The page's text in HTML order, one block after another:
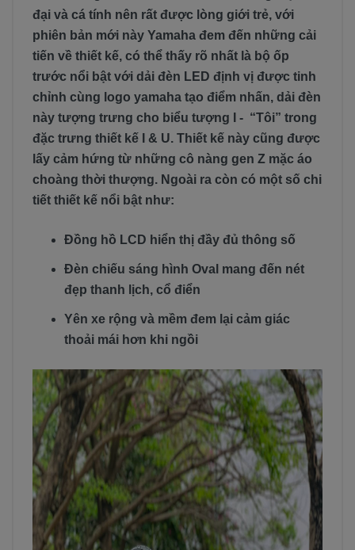
đại và cá tính nên rất được lòng giới trẻ, với
phiên bản mới này Yamaha đem đến những cải
tiến về thiết kế, có thể thấy rõ nhất là bộ ốp
trước nổi bật với dải đèn LED định vị được tinh
chỉnh cùng logo yamaha tạo điểm nhấn, dải đèn
này tượng trưng cho biểu tượng I - “Tôi” trong
đặc trưng thiết kế I & U. Thiết kế này cũng được
lấy cảm hứng từ những cô nàng gen Z mặc áo
choàng thời thượng. Ngoài ra còn có một số chi
tiết thiết kế nổi bật như:
Đồng hồ LCD hiển thị đầy đủ thông số
Đèn chiếu sáng hình Oval mang đến nét
đẹp thanh lịch, cổ điển
Yên xe rộng và mềm đem lại cảm giác
thoải mái hơn khi ngồi